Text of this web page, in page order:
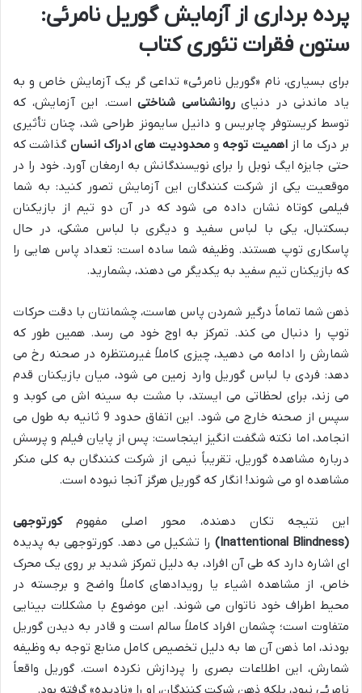
پرده برداری از آزمایش گوریل نامرئی:
ستون فقرات تئوری کتاب
برای بسیاری، نام «گوریل نامرئی» تداعی گر یک آزمایش خاص و به
یاد ماندنی در دنیایروانشناسی شناختیاست. این آزمایش، که
توسط کریستوفر چابریس و دانیل سایمونز طراحی شد، چنان تأثیری
بر درک ما ازاهمیت توجه ومحدودیت های ادراک انسان گذاشت که
حتی جایزه ایگ نوبل را برای نویسندگانش به ارمغان آورد. خود را در
موقعیت یکی از شرکت کنندگان این آزمایش تصور کنید: به شما
فیلمی کوتاه نشان داده می شود که در آن دو تیم از بازیکنان
بسکتبال، یکی با لباس سفید و دیگری با لباس مشکی، در حال
پاسکاری توپ هستند. وظیفه شما ساده است: تعداد پاس هایی را
که بازیکنان تیم سفید به یکدیگر می دهند، بشمارید.
ذهن شما تماماً درگیر شمردن پاس هاست، چشمانتان با دقت حرکات
توپ را دنبال می کند. تمرکز به اوج خود می رسد. همین طور که
شمارش را ادامه می دهید، چیزی کاملاً غیرمنتظره در صحنه رخ می
دهد: فردی با لباس گوریل وارد زمین می شود، میان بازیکنان قدم
می زند، برای لحظاتی می ایستد، با مشت به سینه اش می کوبد و
سپس از صحنه خارج می شود. این اتفاق حدود 9 ثانیه به طول می
انجامد، اما نکته شگفت انگیز اینجاست: پس از پایان فیلم و پرسش
درباره مشاهده گوریل، تقریباً نیمی از شرکت کنندگان به کلی منکر
مشاهده او می شوند! انگار که گوریل هرگز آنجا نبوده است.
این نتیجه تکان دهنده، محور اصلی مفهومکورتوجهی
(Inattentional Blindness)
را تشکیل می دهد. کورتوجهی به پدیده
ای اشاره دارد که طی آن افراد، به دلیل تمرکز شدید بر روی یک محرک
خاص، از مشاهده اشیاء یا رویدادهای کاملاً واضح و برجسته در
محیط اطراف خود ناتوان می شوند. این موضوع با مشکلات بینایی
متفاوت است؛ چشمان افراد کاملاً سالم است و قادر به دیدن گوریل
بودند، اما ذهن آن ها به دلیل تخصیص کامل منابع توجه به وظیفه
شمارش، این اطلاعات بصری را پردازش نکرده است. گوریل واقعاً